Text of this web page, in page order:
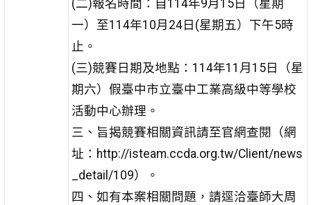
(二)報名時間：自114年9月15日（星期
一）至114年10月24日(星期五）下午5時
止。
(三)競賽日期及地點：114年11月15日（星
期六）假臺中市立臺中工業高級中等學校
活動中心辦理。
三、旨揭競賽相關資訊請至官網查閱（網
址：http://isteam.ccda.org.tw/Client/news
_detail/109）。
四、如有本案相關問題，請逕洽臺師大周